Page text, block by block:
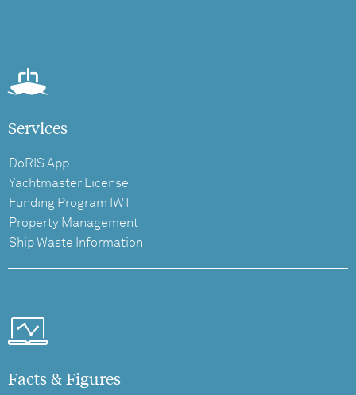
Services
DoRIS App
Yachtmaster License
Funding Program IWT
Property Management
Ship Waste Information
Facts & Figures